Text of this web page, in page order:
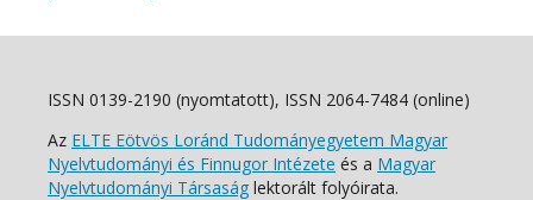
ISSN 0139-2190 (nyomtatott), ISSN 2064-7484 (online)
Az ELTE Eötvös Loránd Tudományegyetem Magyar
Nyelvtudományi és Finnugor Intézete és a Magyar
Nyelvtudományi Társaság lektorált folyóirata.